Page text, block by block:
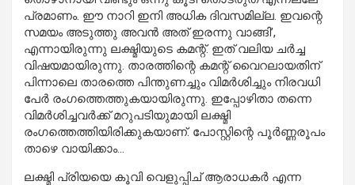
പ്രമാണം. ഈ നാറി ഇനി അധിക ദിവസമില്ല. ഇവന്റെ
സമയം അടുത്തു അവന്‍ അത് ഇരന്നു വാങ്ങി’,
എന്നായിരുന്നു ലക്ഷ്മിയുടെ കമന്റ്. ഇത് വലിയ ചര്‍ച്ച
വിഷയമായിരുന്നു. താരത്തിന്റെ കമന്റ് വൈറലായതിന്
പിന്നാലെ താരത്തെ പിന്തുണച്ചും വിമര്‍ശിച്ചും നിരവധി
പേര്‍ രംഗത്തെത്തുകയായിരുന്നു. ഇപ്പോഴിതാ തന്നെ
വിമര്‍ശിച്ചവര്‍ക്ക് മറുപടിയുമായി ലക്ഷ്മി
രംഗത്തെത്തിയിരിക്കുകയാണ്. പോസ്റ്റിന്റെ പൂര്‍ണ്ണരൂപം
താഴെ വായിക്കാം…
ലക്ഷ്മി പ്രിയയെ കൂവി വെളുപ്പിച് ആരാധകര്‍ എന്ന